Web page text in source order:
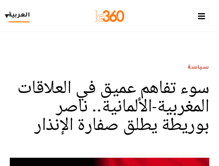
العربية▾
سياسة
سوء تفاهم عميق في العلاقات
المغربية-الألمانية.. ناصر
بوريطة يطلق صفارة الإنذار